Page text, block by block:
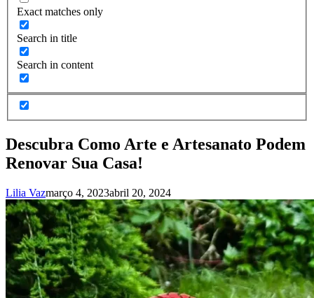
Exact matches only
Search in title
Search in content
Descubra Como Arte e Artesanato Podem
Renovar Sua Casa!
Lilia Vazmarço 4, 2023abril 20, 2024